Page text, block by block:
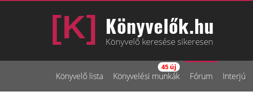
Könyvelők.hu
Könyvelő keresése sikeresen
Könyvelő lista Könyvelési munkák
45 új
Fórum Interjú